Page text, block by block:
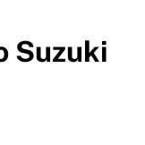
Suzuki